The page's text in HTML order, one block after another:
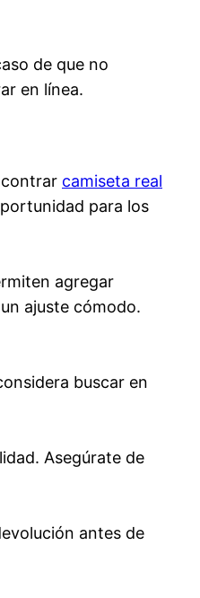
de que no
en línea.
camiseta real
para los
agregar
ajuste cómodo.
buscar en
Asegúrate de
antes de